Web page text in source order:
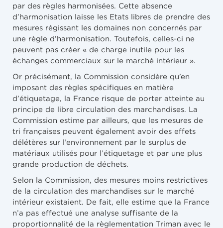
par des règles harmonisées. Cette absence
d’harmonisation laisse les Etats libres de prendre des
mesures régissant les domaines non concernés par
une règle d’harmonisation. Toutefois, celles-ci ne
peuvent pas créer « de charge inutile pour les
échanges commerciaux sur le marché intérieur ».
Or précisément, la Commission considère qu’en
imposant des règles spécifiques en matière
d’étiquetage, la France risque de porter atteinte au
principe de libre circulation des marchandises. La
Commission estime par ailleurs, que les mesures de
tri françaises peuvent également avoir des effets
délétères sur l’environnement par le surplus de
matériaux utilisés pour l’étiquetage et par une plus
grande production de déchets.
Selon la Commission, des mesures moins restrictives
de la circulation des marchandises sur le marché
intérieur existaient. De fait, elle estime que la France
n’a pas effectué une analyse suffisante de la
proportionnalité de la règlementation Triman avec le